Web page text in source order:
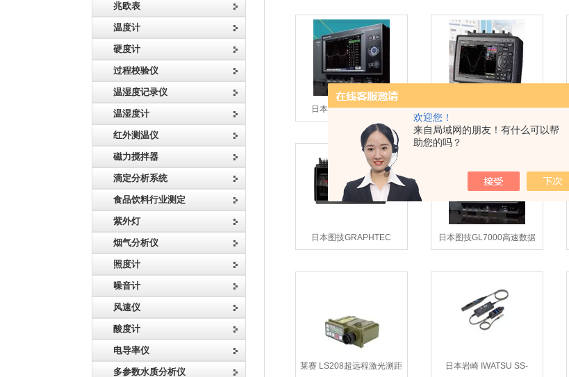
欢迎您！
来自局域网的朋友！有什么可以帮
助您的吗？
兆欧表
温度计
硬度计
过程校验仪
温湿度记录仪
温湿度计
红外测温仪
磁力搅拌器
滴定分析系统
食品饮料行业测定
紫外灯
烟气分析仪
照度计
噪音计
风速仪
酸度计
电导率仪
多参数水质分析仪
日本图技GRAPHTEC
GL7000数据采集仪
代替原GL900-4日本图技
GRAPHTE GL2000 数据记
录仪
日本图技GRAPHTEC
GL260A-CN数据采集仪
日本图技GL7000高速数据
采集仪
莱赛 LS208超远程激光测距
日本岩崎 IWATSU SS-